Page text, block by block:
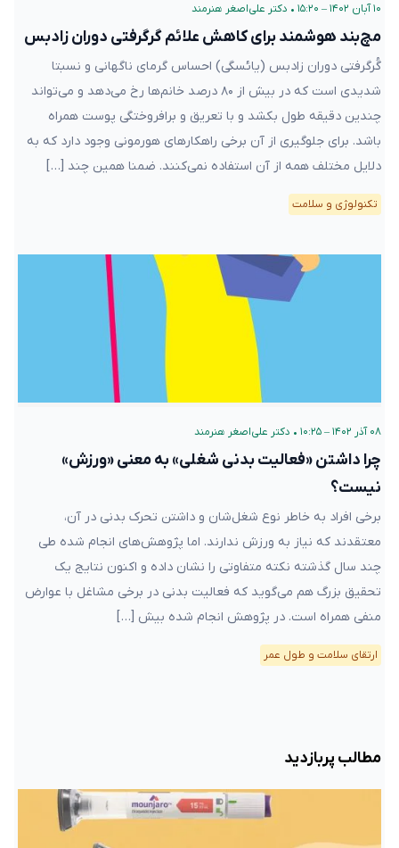
۱۰ آبان ۱۴۰۲ – ۱۵:۲۰ • دکتر علی‌اصغر هنرمند
مچ‌بند هوشمند برای کاهش علائم گرگرفتی دوران زادبس
گُرگرفتی دوران زادبس (یائسگی) احساس گرمای ناگهانی و نسبتا
شدیدی است که در بیش از ۸۰ درصد خانم‌ها رخ می‌دهد و می‌تواند
چندین دقیقه طول بکشد و با تعریق و برافروختگی پوست همراه
باشد. برای جلوگیری از آن برخی راهکارهای هورمونی وجود دارد که به
دلایل مختلف همه از آن استفاده نمی‌کنند. ضمنا همین چند […]
تکنولوژی و سلامت
۰۸ آذر ۱۴۰۲ – ۱۰:۲۵ • دکتر علی‌اصغر هنرمند
چرا داشتن «فعالیت بدنی شغلی» به معنی «ورزش»
نیست؟
برخی افراد به خاطر نوع شغل‌شان و داشتن تحرک بدنی در آن،
معتقدند که نیاز به ورزش ندارند. اما پژوهش‌های انجام شده طی
چند سال گذشته نکته متفاوتی را نشان داده و اکنون نتایج یک
تحقیق بزرگ هم می‌گوید که فعالیت بدنی در برخی مشاغل با عوارض
منفی همراه است. در پژوهش انجام شده بیش […]
ارتقای سلامت و طول عمر
مطالب پربازدید